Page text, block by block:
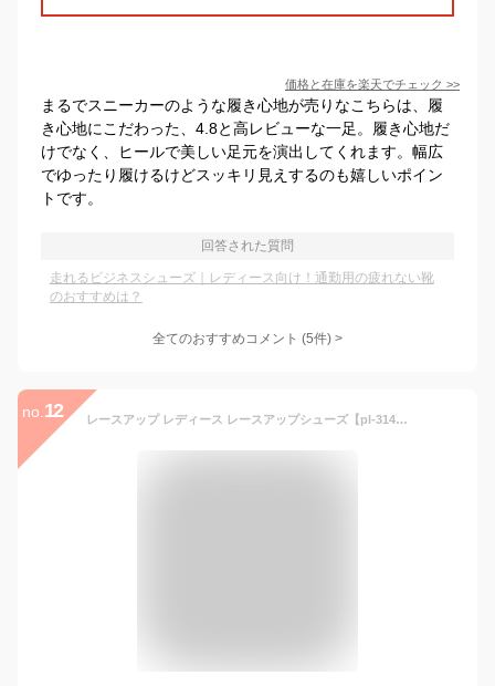
価格と在庫を楽天でチェック >>
まるでスニーカーのような履き心地が売りなこちらは、履
き心地にこだわった、4.8と高レビューな一足。履き心地だ
けでなく、ヒールで美しい足元を演出してくれます。幅広
でゆったり履けるけどスッキリ見えするのも嬉しいポイン
トです。
回答された質問
走れるビジネスシューズ｜レディース向け！通勤用の疲れない靴
のおすすめは？
全てのおすすめコメント (5件) >
no. 12 レースアップ レディース レースアップシューズ【pl-3148】シンプル 紐靴 合成皮革 疲れにくい ふかふか インソール 靴 シューズ オフィス 通勤 お仕事用 散歩 旅行 婦人靴 カジュアル レースアップ ペニーレーン ペニーレイン レースアップシューズ【PENNY LANE】